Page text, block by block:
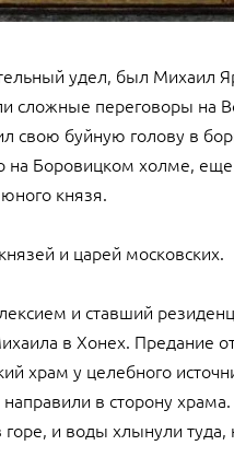
удел, был Михаил
сложные переговоры на
свою буйную голову в
на Боровицком холме, еще
князя.
и царей московских.
и ставший
в Хонех. Предание
храм у целебного
в сторону
и воды хлынули туда,